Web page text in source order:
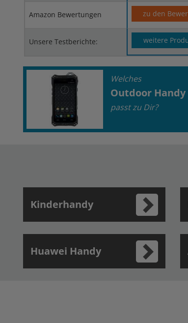
Amazon Bewertungen zu den
Unsere Testberichte: weitere
Welches
Outdoor Handy
passt zu Dir?
Kinderhandy
Huawei Handy